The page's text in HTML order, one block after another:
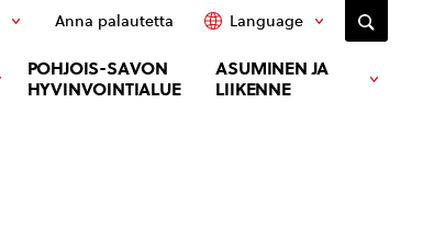
POHJOIS-SAVON
HYVINVOINTIALUE
ASUMINEN JA
LIIKENNE
Anna palautetta Language